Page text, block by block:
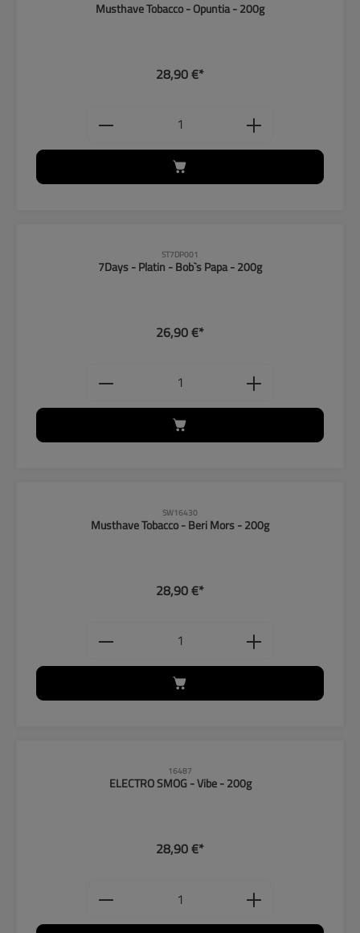
Musthave Tobacco - Opuntia - 200g
28,90 €*
Produkt Anzahl: Gib den
ST7DP001
7Days - Platin - Bob`s Papa - 200g
26,90 €*
Produkt Anzahl: Gib den
SW16430
Musthave Tobacco - Beri Mors - 200g
28,90 €*
Produkt Anzahl: Gib den
16487
ELECTRO SMOG - Vibe - 200g
28,90 €*
Produkt Anzahl: Gib den